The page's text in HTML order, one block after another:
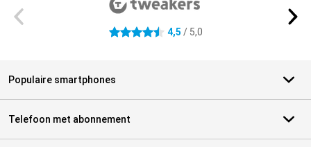
4.5 sterren 4,5 / 5,0
Populaire smartphones
Telefoon met abonnement